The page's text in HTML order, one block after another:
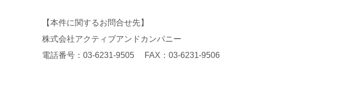
【本件に関するお問合せ先】
株式会社アクティブアンドカンパニー
電話番号：03-6231-9505 FAX：03-6231-9506